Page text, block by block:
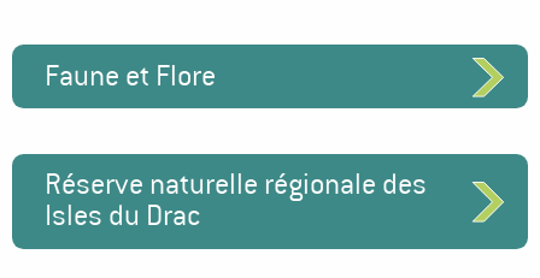
Faune et Flore
Réserve naturelle régionale des
Isles du Drac